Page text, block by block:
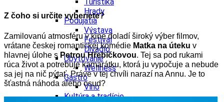
Hrady
Podujatia
Výstava
Festival
Divadlo
Ubytovanie
Wellness
Gastro
Víno
Kultúra a tradície
Z čoho si určite vyberiete?
Zamilovanú atmosféru v kine doladí široký výber filmov,
vrátane českej romantickej komédie Matka na úteku v
hlavnej úlohe s Petrou Hřebíčkovou. Tej sa pod rukami
rúca život a potrebuje kamarátku, ktorá ju vypočuje a nebude
sa jej na nič pýtať. Práve v tej chvíli narazí na Annu. Je to
šťastná náhoda alebo osud?